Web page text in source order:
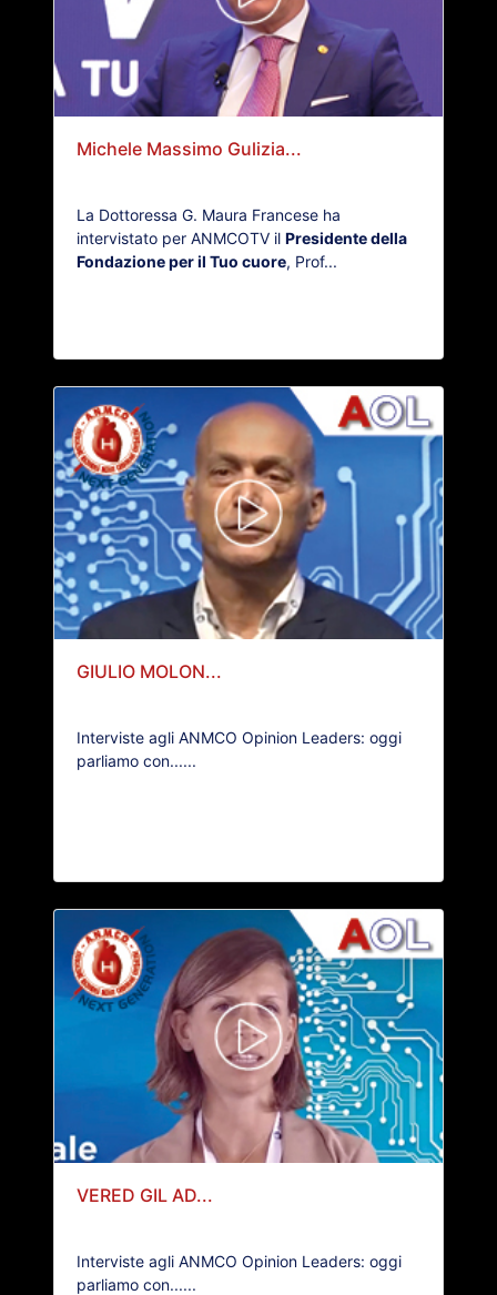
Michele Massimo Gulizia...
La Dottoressa G. Maura Francese ha
intervistato per ANMCOTV il Presidente della
Fondazione per il Tuo cuore, Prof...
GIULIO MOLON...
Interviste agli ANMCO Opinion Leaders: oggi
parliamo con......
VERED GIL AD...
Interviste agli ANMCO Opinion Leaders: oggi
parliamo con......